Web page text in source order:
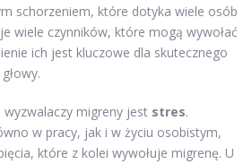
schorzeniem, które dotyka wiele osób
wiele czynników, które mogą wywołać
ich jest kluczowe dla skutecznego
wyzwalaczy migreny jest stres.
w pracy, jak i w życiu osobistym,
które z kolei wywołuje migrenę. U